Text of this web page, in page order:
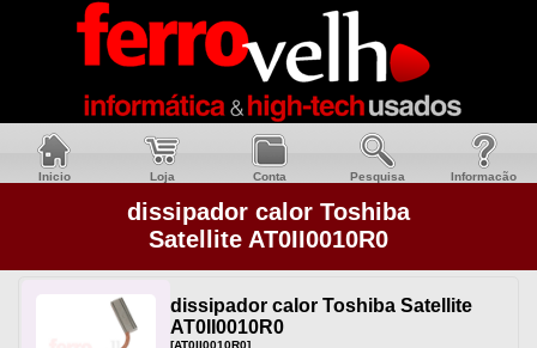
Inicio Loja Conta Pesquisa Informacão
dissipador calor Toshiba
Satellite AT0II0010R0
dissipador calor Toshiba Satellite
AT0II0010R0
[AT0II0010R0]